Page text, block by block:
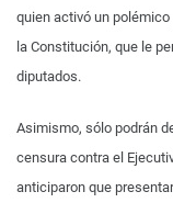
quien activó un
la Constitución, que le
diputados.
Asimismo, sólo podrán
censura contra el
anticiparon que